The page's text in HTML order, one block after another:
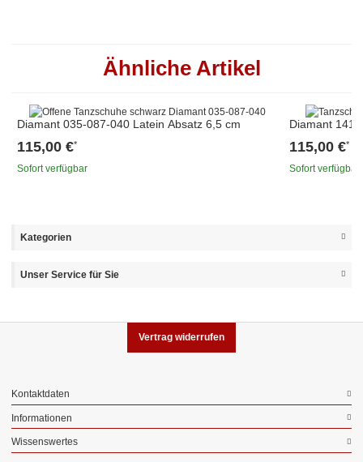
Ähnliche Artikel
Diamant 035-087-040 Latein Absatz 6,5 cm
115,00 €*
Sofort verfügbar
Diamant 141-
115,00 €*
Sofort verfügbar
Kategorien
Unser Service für Sie
Vertrag widerrufen
Kontaktdaten
Informationen
Wissenswertes